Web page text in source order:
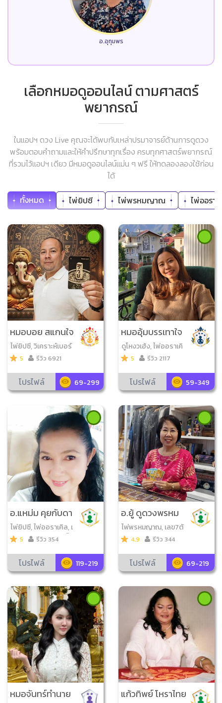
อ.อุทุมพร
เลือกหมอดูออนไลน์ ตามศาสตร์
พยากรณ์
ในแอปฯ ดวง Live คุณจะได้พบกับเหล่าปรมาจารย์ด้านการดูดวง
พร้อมตอบคำถามและให้คำปรึกษาทุกเรื่อง ครบทุกศาสตร์พยากรณ์
ที่รวมไว้แอปฯ เดียว มีหมอดูออนไลน์แม่น ๆ ฟรี ให้ทดลองลองใช้ก่อน
ได้
ทั้งหมด ไพ่ยิปซี ไพ่พรหมญาณ ไพ่ออรา
หมอบอย สแกนใจ
ไพ่ยิปซี, วิเคราะห์เบอร์
มือถือ, ไพ่ออราเคิล, จั
ยงทาย, ลูกเต๋าออราเคิ
ล, เลข7ตัว4ฐาน, ดูเลข
จนะ​สุภาษิต​ , ไพ่ขลัง, ก
5 รีวิว 6921
โปรไฟล์ 69-299
หมออุ้มบรรเทาใจ
ดูโหงวเฮ้ง, ไพ่ออราเคิ
ล, ไพ่ไขชะตาออราเคิล
5 รีวิว 2117
โปรไฟล์ 59-349
อ.แหม่ม คุยกับดา
ว
ไพ่ยิปซี, ไพ่ออราเคิล, เ
ลข7ตัว4ฐาน, ไพ่ฮัทจั๊ต,
5 รีวิว 354
โปรไฟล์ 119-219
อ.ยู้ ดูดวงพรหม
ญาณ
ไพ่พรหมญาณ, เลข7ตั
ว4ฐาน
4.9 รีวิว 344
โปรไฟล์ 69-219
หมอจันทร์ทำนาย แก้วทิพย์ โหราไทย